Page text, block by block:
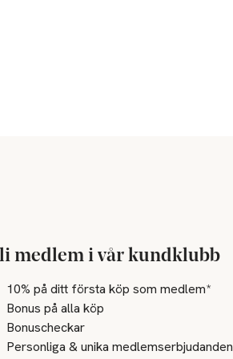
medlem i vår kundklubb
10% på ditt första köp som medlem*
Bonus på alla köp
Bonuscheckar
Personliga & unika medlemserbjudanden